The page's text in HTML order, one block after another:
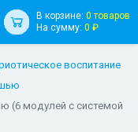
В корзине: 0 товаров
На сумму: 0 ₽
воспитание
(6 модулей с системой